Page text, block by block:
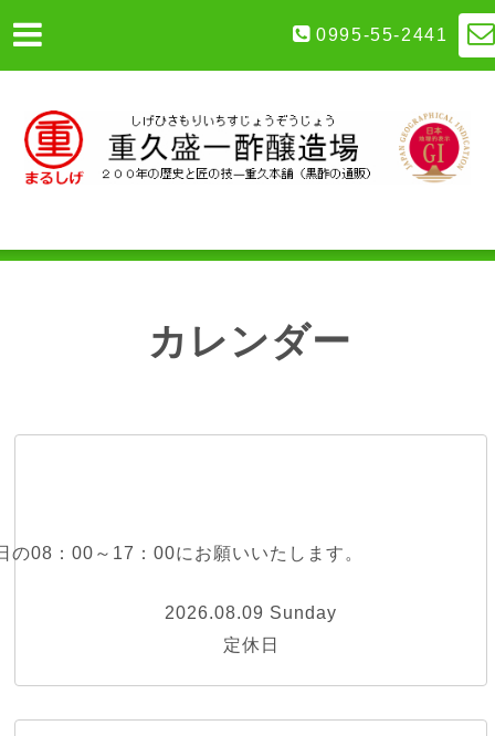
0995-55-2441
カレンダー
08：00～17：00にお願いいたします。
2026.08.09 Sunday
定休日